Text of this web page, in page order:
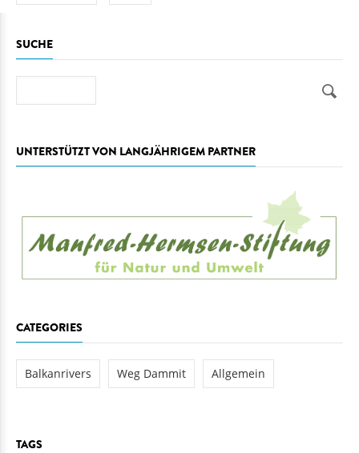
SUCHE
UNTERSTÜTZT VON LANGJÄHRIGEM PARTNER
CATEGORIES
Balkanrivers Weg Dammit Allgemein
TAGS